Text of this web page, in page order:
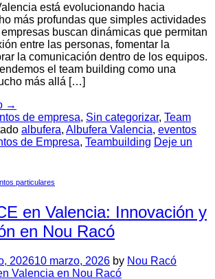
está evolucionando hacia
más profundas que simples actividades
buscan dinámicas que permitan
entre las personas, fomentar la
la comunicación dentro de los equipos.
el team building como una
más allá […]
→
de empresa, Sin categorizar, Team
albufera, Albufera Valencia, eventos
de Empresa, Teambuilding Deje un
particulares
en Valencia: Innovación y
en Nou Racó
202610 marzo, 2026 by Nou Racó